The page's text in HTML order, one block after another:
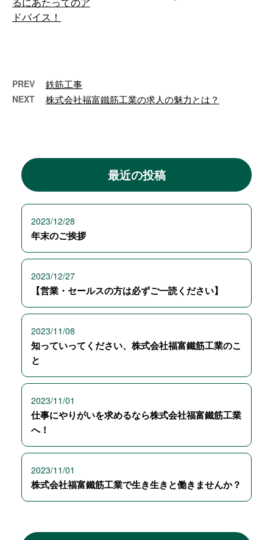
PREV 鉄筋工事
NEXT 株式会社福富鐵筋工業の求人の魅力とは？
最近の投稿
2023/12/28
年末のご挨拶
2023/12/27
【営業・セールスの方は必ずご一読ください】
2023/11/08
知っていってください、株式会社福富鐵筋工業のこ
と
2023/11/01
仕事にやりがいを求めるなら株式会社福富鐵筋工業
へ！
2023/11/01
株式会社福富鐵筋工業で生き生きと働きませんか？